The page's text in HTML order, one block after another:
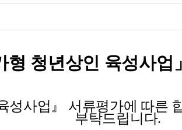
형 청년상인 육성사업
성사업』 서류평가에 따른
부탁드립니다.